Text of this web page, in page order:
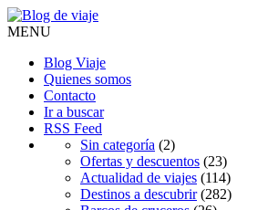
MENU
Blog Viaje
Quienes somos
Contacto
Ir a buscar
RSS Feed
Sin categoría (2)
Ofertas y descuentos (23)
Actualidad de viajes (114)
Destinos a descubrir(282)